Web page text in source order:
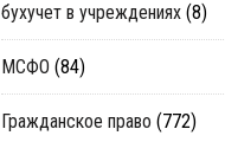
бухучет в учреждениях (8)
МСФО (84)
Гражданское право (772)